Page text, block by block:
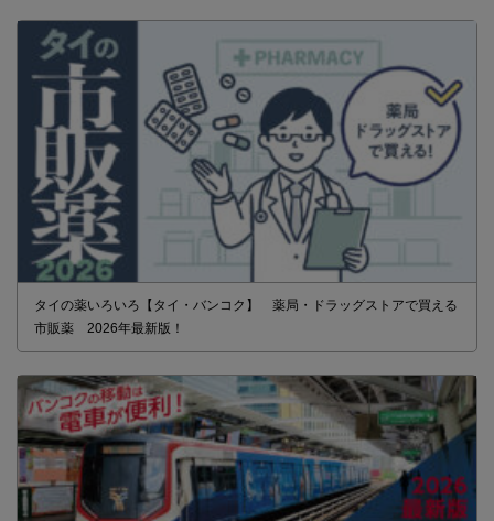
タイの薬いろいろ【タイ・バンコク】 薬局・ドラッグストアで買える
市販薬 2026年最新版！